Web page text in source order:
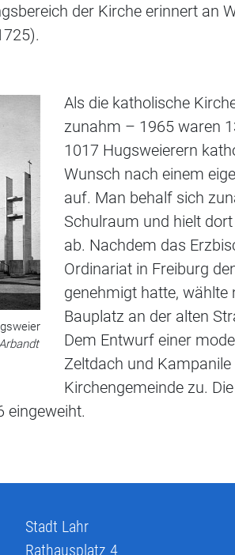
der Kirche erinnert an
Als die katholische
zunahm – 1965 waren
1017 Hugsweierern
Wunsch nach einem
auf. Man behalf sich
Schulraum und hielt
ab. Nachdem das
Ordinariat in Freiburg
genehmigt hatte, wählte
Bauplatz an der alten
Dem Entwurf einer
Zeltdach und
Kirchengemeinde zu.
eingeweiht.
Stadt Lahr
Rathausplatz 4